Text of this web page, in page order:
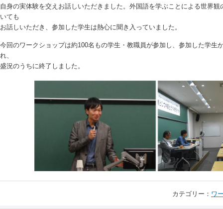
自身の実体験を交えお話しいただきました。外国語を学ぶことによる世界
いても
お話しいただき、参加した学生は熱心に聞き入っていました。
今回のワークショップは約100名もの学生・教職員が参加し、参加した学生
れ、
盛況のうちに終了しました。
カテゴリー： ワ